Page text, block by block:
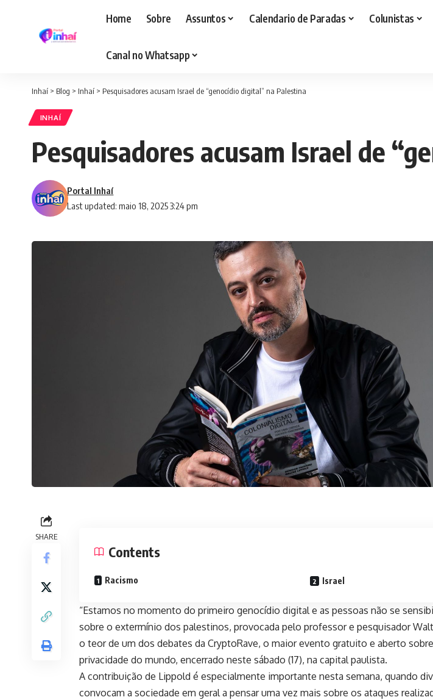
Home Sobre Assuntos Calendario de Paradas Colunistas
Canal no Whatsapp
Inhaí > Blog > Inhaí > Pesquisadores acusam Israel de “genocídio digital” na Palestina
INHAÍ
Pesquisadores acusam Israel de
Last updated: maio 18, 2025 3:24 pm
Portal Inhaí
SHARE
Contents
Racismo Israel
“Estamos no momento do primeiro genocídio digital e as pessoas não se
sobre o extermínio dos palestinos, provocada pelo professor e pesquisador
o teor de um dos debates da CryptoRave, o maior evento gratuito e aberto
privacidade do mundo, encerrado neste sábado (17), na capital paulista.
A contribuição de Lippold é especialmente importante nesta semana, quando
convocam a sociedade em gerala pensar uma vez mais sobre os ataques